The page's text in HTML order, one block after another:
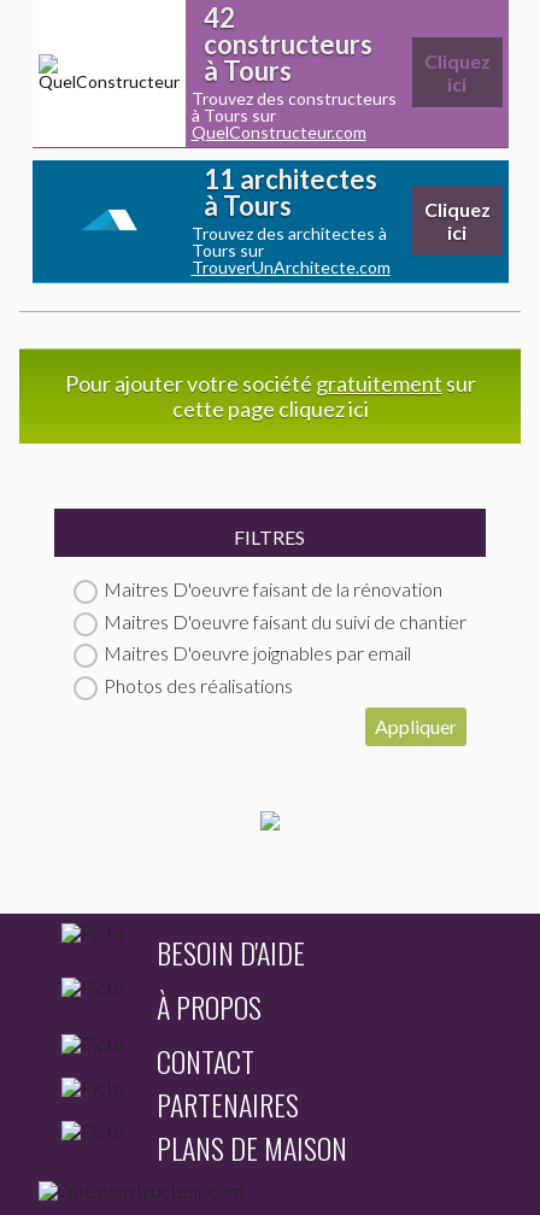
42
constructeurs
à Tours
Trouvez des constructeurs
à Tours sur
QuelConstructeur.com
Cliquez
ici
11 architectes
à Tours
Trouvez des architectes à
Tours sur
TrouverUnArchitecte.com
Cliquez
ici
Pour ajouter votre société gratuitement sur
cette page cliquez ici
FILTRES
Maitres D'oeuvre faisant de la rénovation
Maitres D'oeuvre faisant du suivi de chantier
Maitres D'oeuvre joignables par email
Photos des réalisations
Appliquer
BESOIN D'AIDE
À PROPOS
CONTACT
PARTENAIRES
PLANS DE MAISON